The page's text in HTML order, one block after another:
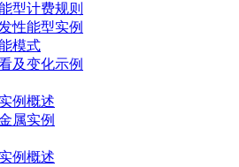
型计费规则
性能型实例
模式
及变化示例
例概述
属实例
例概述